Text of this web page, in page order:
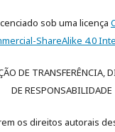
sob uma licença
ShareAlike 4.0
DE TRANSFERÊNCIA,
DE RESPONSABILIDADE
os direitos autorais